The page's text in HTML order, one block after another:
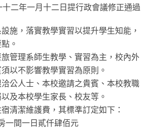
十二年一月十二日提行政會議修正通過
施，落實教學實習以提升學生知能，
。
管理系師生教學、實習為主，校內外
以不影響教學實習為原則。
公人士、本校邀請之貴賓、本校教職
及本校學生家長、校友等。
清潔維護費，其標準訂定如下：
一間一日貳仟肆佰元